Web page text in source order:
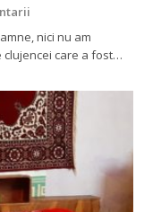
nici nu am
clujencei care a fost…